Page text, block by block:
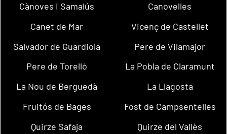
Cànoves i Samalús
Canovelles
Canet de Mar
Vicenç de Castellet
Salvador de Guardiola
Pere de Vilamajor
Pere de Torelló
La Pobla de Claramunt
La Nou de Berguedà
La Llagosta
Fruitós de Bages
Fost de Campsentelles
Quirze Safaja
Quirze del Vallès